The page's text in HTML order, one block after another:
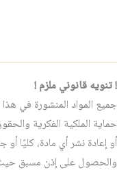
! تنويه قانوني ملزم !
جميع المواد المنشورة في
حماية الملكية الفكرية
أو إعادة نشر أي مادة، كليًا
والحصول على إذن مسبق